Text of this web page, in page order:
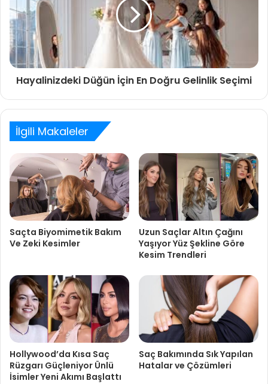
Hayalinizdeki Düğün İçin En Doğru Gelinlik Seçimi
İlgili Makaleler
Saçta Biyomimetik Bakım
Ve Zeki Kesimler
Uzun Saçlar Altın Çağını
Yaşıyor Yüz Şekline Göre
Kesim Trendleri
Hollywood’da Kısa Saç
Rüzgarı Güçleniyor Ünlü
İsimler Yeni Akımı Başlattı
Saç Bakımında Sık Yapılan
Hatalar ve Çözümleri